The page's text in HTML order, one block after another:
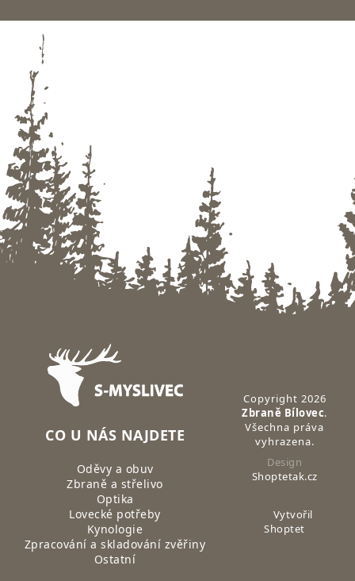
Zápatí
CO U NÁS NAJDETE
Oděvy a obuv
Zbraně a střelivo
Optika
Lovecké potřeby
Kynologie
Zpracování a skladování zvěřiny
Ostatní
Copyright 2026
Zbraně Bílovec.
Všechna práva
vyhrazena.
Design
Shoptetak.cz
Vytvořil
Shoptet